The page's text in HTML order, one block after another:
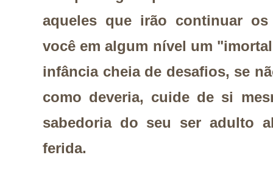
aqueles que irão continuar
você em algum nível um
infância cheia de desafios, se
como deveria, cuide de si
sabedoria do seu ser adulto
ferida.